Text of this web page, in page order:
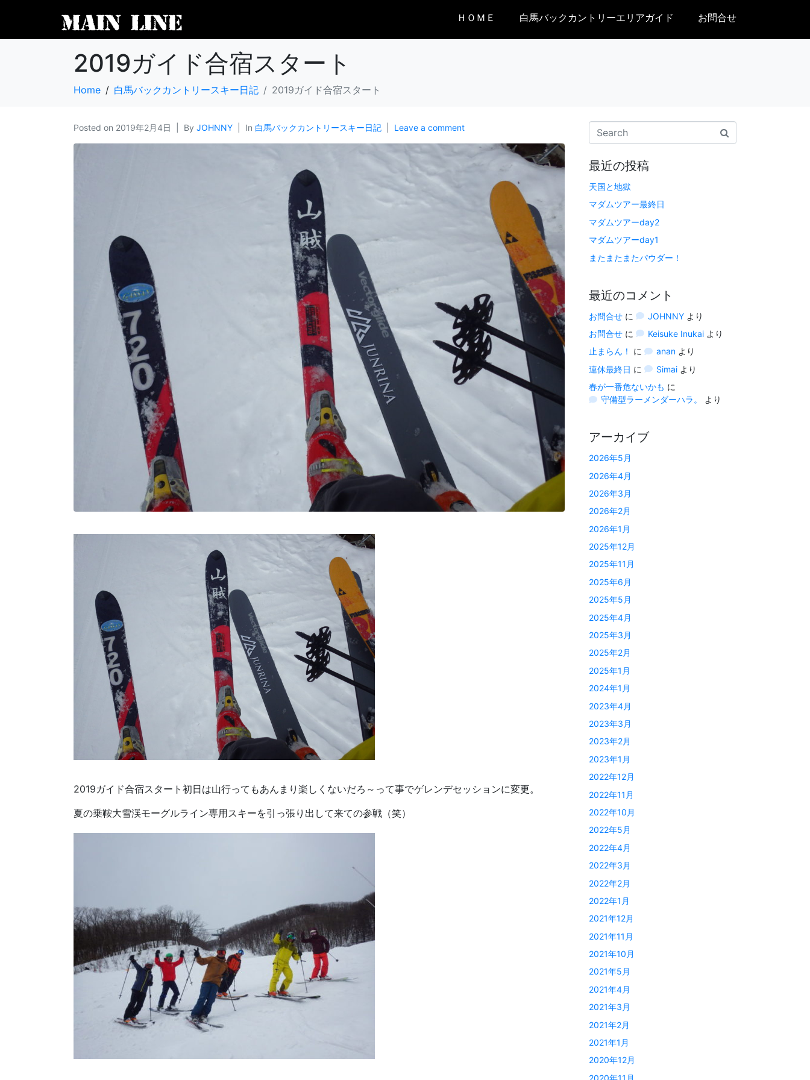
ＨＯＭＥ 白馬バックカントリーエリアガイド お問合せ
2019ガイド合宿スタート
Home 白馬バックカントリースキー日記 2019ガイド合宿スタート
Posted on 2019年2月4日 By JOHNNY In 白馬バックカントリースキー日記 Leave a comment
2019ガイド合宿スタート初日は山行ってもあんまり楽しくないだろ～って事でゲレンデセッションに変更。
夏の乗鞍大雪渓モーグルライン専用スキーを引っ張り出して来ての参戦（笑）
最近の投稿
天国と地獄
マダムツアー最終日
マダムツアーday2
マダムツアーday1
またまたまたパウダー！
最近のコメント
お問合せ に JOHNNYより
お問合せ に Keisuke Inukaiより
止まらん！
に ananより
連休最終日 に Simaiより
春が一番危ないかも に
守備型ラーメンダーハラ。
より
アーカイブ
2026年5月
2026年4月
2026年3月
2026年2月
2026年1月
2025年12月
2025年11月
2025年6月
2025年5月
2025年4月
2025年3月
2025年2月
2025年1月
2024年1月
2023年4月
2023年3月
2023年2月
2023年1月
2022年12月
2022年11月
2022年10月
2022年5月
2022年4月
2022年3月
2022年2月
2022年1月
2021年12月
2021年11月
2021年10月
2021年5月
2021年4月
2021年3月
2021年2月
2021年1月
2020年12月
2020年11月